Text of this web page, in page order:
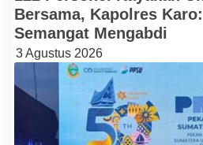
Bersama, Kapolres
Semangat Mengabdi
3 Agustus 2026